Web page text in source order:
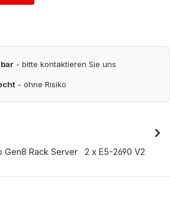
- bitte kontaktieren Sie uns
- ohne Risiko
Gen8 Rack Server 2 x E5-2690 V2